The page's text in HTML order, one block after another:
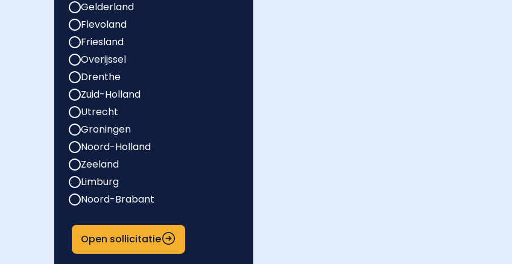
Gelderland
Flevoland
Friesland
Overijssel
Drenthe
Zuid-Holland
Utrecht
Groningen
Noord-Holland
Zeeland
Limburg
Noord-Brabant
Open sollicitatie